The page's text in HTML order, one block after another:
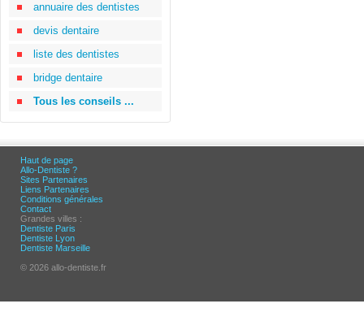
annuaire des dentistes
devis dentaire
liste des dentistes
bridge dentaire
Tous les conseils ...
Haut de page
Allo-Dentiste ?
Sites Partenaires
Liens Partenaires
Conditions générales
Contact
Grandes villes :
Dentiste Paris
Dentiste Lyon
Dentiste Marseille
© 2026 allo-dentiste.fr